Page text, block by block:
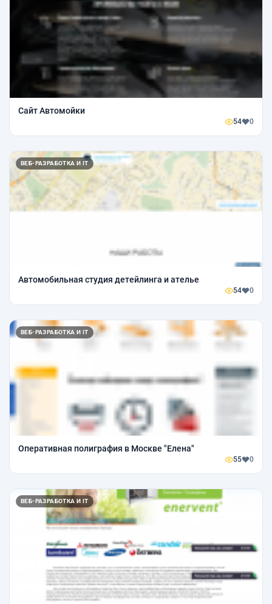
Сайт Автомойки
54 0
ВЕБ-РАЗРАБОТКА И IT
Автомобильная студия детейлинга и ателье
54 0
ВЕБ-РАЗРАБОТКА И IT
Оперативная полиграфия в Москве "Елена"
55 0
ВЕБ-РАЗРАБОТКА И IT